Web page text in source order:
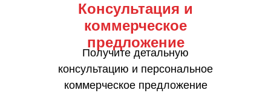
Консультация и
коммерческое
предложение
Получите детальную
консультацию и персональное
коммерческое предложение